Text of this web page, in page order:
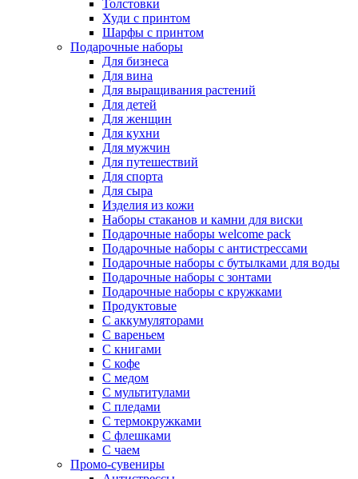
Толстовки
Худи с принтом
Шарфы с принтом
Подарочные наборы
Для бизнеса
Для вина
Для выращивания растений
Для детей
Для женщин
Для кухни
Для мужчин
Для путешествий
Для спорта
Для сыра
Изделия из кожи
Наборы стаканов и камни для виски
Подарочные наборы welcome pack
Подарочные наборы с антистрессами
Подарочные наборы с бутылками для воды
Подарочные наборы с зонтами
Подарочные наборы с кружками
Продуктовые
С аккумуляторами
С вареньем
С книгами
С кофе
С медом
С мультитулами
С пледами
С термокружками
С флешками
С чаем
Промо-сувениры